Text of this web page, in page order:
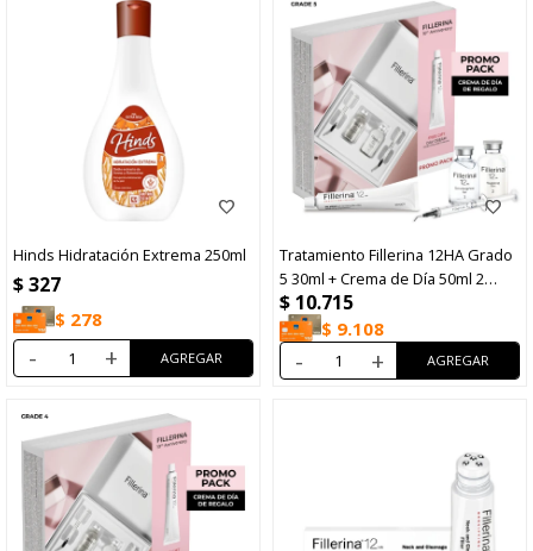
Hinds Hidratación Extrema 250ml
$327
$ 278
- +
Tratamiento Fillerina 12HA Grado
5 30ml + Crema de Día 50ml 2
Unidades
$ 10.715
$ 9.108
- +